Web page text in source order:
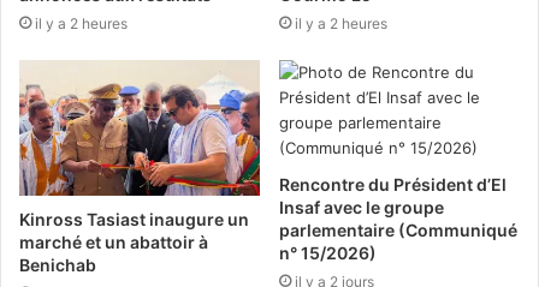
il y a 2 heures il y a 2 heures
Kinross Tasiast inaugure un
marché et un abattoir à
Benichab
Rencontre du Président d’El
Insaf avec le groupe
parlementaire (Communiqué
n° 15/2026)
il y a 2 jours